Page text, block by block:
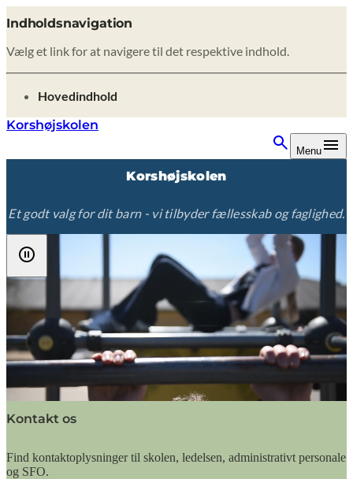
Indholdsnavigation
Vælg et link for at navigere til det respektive indhold.
gå til
Hovedindhold
Korshøjskolen
Menu
Korshøjskolen
Et godt valg for dit barn - vi tilbyder fællesskab og faglighed.
Kontakt os
Find kontaktoplysninger til skolen, ledelsen, administrativt personale
og SFO.